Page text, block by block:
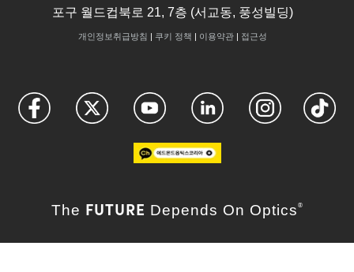
포구 월드컵북로 21, 7층 (서교동, 풍성빌딩)
개인정보취급방침 | 쿠키 정책 | 이용약관| 접근성
The FUTURE Depends On Optics ®